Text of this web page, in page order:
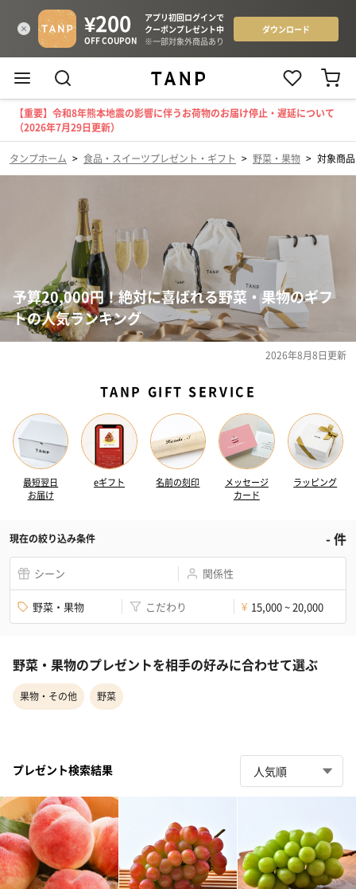
【重要】令和8年熊本地震の影響に伴うお荷物のお届け停止・遅延について
（2026年7月29日更新）
タンプホーム > 食品・スイーツプレゼント・ギフト > 野菜・果物 > 対象商
予算20,000円！絶対に喜ばれる野菜・果物のギフ
トの人気ランキング
2026年8月8日更新
TANP GIFT SERVICE
最短翌日
お届け
eギフト 名前の刻印
メッセージ
カード
ラッピング
現在の絞り込み条件 -件
シーン 関係性
野菜・果物 こだわり ¥ 15,000 ~ 20,000
野菜・果物のプレゼントを相手の好みに合わせて選ぶ
果物・その他 野菜
プレゼント検索結果